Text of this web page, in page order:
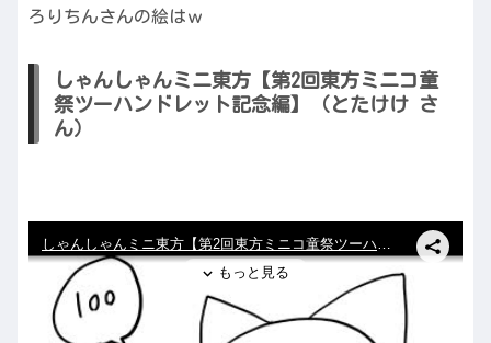
ろりちんさんの絵はｗ
しゃんしゃんミニ東方【第2回東方ミニコ童
祭ツーハンドレット記念編】（とたけけ さ
ん）